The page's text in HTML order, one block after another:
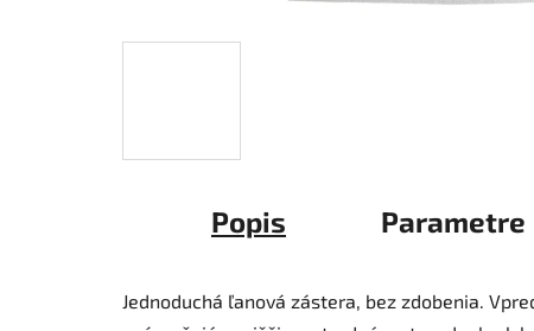
Popis Parametre
Jednoduchá ľanová zástera, bez zdobenia.